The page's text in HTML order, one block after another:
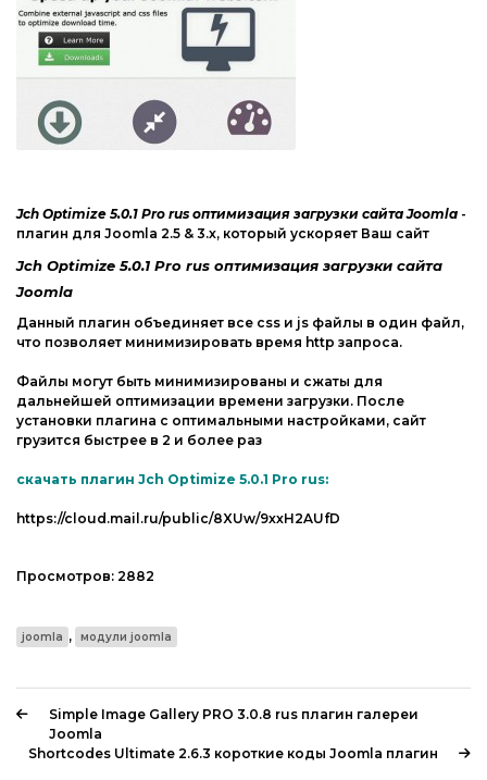
Joomla
Шаблоны Joomla
Релизы Joomla
Компоненты Joomla
Шаблоны Joomla
phpBB форум
Web-Мастеру
Другие шаблоны
Jch Optimize 5.0.1 Pro rus оптимизация загрузки сайта Joomla -
плагин для Joomla 2.5 & 3.x, который ускоряет Ваш сайт
Jch Optimize 5.0.1 Pro rus оптимизация загрузки сайта
Joomla
Данный плагин объединяет все css и js файлы в один файл,
что позволяет минимизировать время http запроса.
Файлы могут быть минимизированы и сжаты для
дальнейшей оптимизации времени загрузки. После
установки плагина с оптимальными настройками, сайт
грузится быстрее в 2 и более раз
скачать плагин Jch Optimize 5.0.1 Pro rus:
https://cloud.mail.ru/public/8XUw/9xxH2AUfD
Просмотров: 2882
joomla , модули joomla
Simple Image Gallery PRO 3.0.8 rus плагин галереи
Joomla
Shortcodes Ultimate 2.6.3 короткие коды Joomla плагин
Другие шаблоны